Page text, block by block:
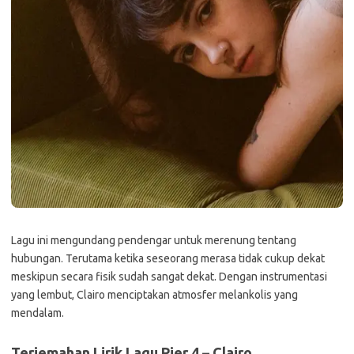
Lagu ini mengundang pendengar untuk merenung tentang
hubungan. Terutama ketika seseorang merasa tidak cukup dekat
meskipun secara fisik sudah sangat dekat. Dengan instrumentasi
yang lembut, Clairo menciptakan atmosfer melankolis yang
mendalam.